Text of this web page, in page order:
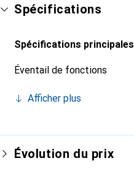
Spécifications
Spécifications principales
Éventail de fonctions
Afficher plus
Évolution du prix